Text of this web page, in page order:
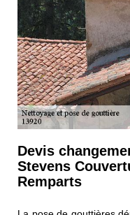
Devis
Stevens
Remparts